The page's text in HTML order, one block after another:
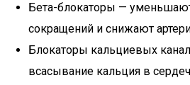
Бета-блокаторы —
сокращений и снижают
Блокаторы кальциевых
всасывание кальция в